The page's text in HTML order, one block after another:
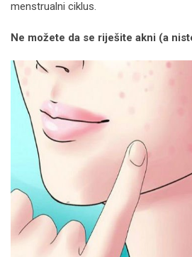
menstrualni ciklus.
Ne možete da se riješite akni (a